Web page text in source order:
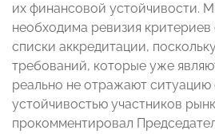
их финансовой устойчивости.
необходима ревизия
списки аккредитации,
требований, которые уже
реально не отражают
устойчивостью участников
прокомментировал